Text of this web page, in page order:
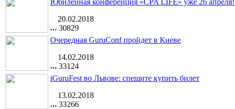
Юбилейная конференция «CPA LIFE» уже 26 апреля!
20.02.2018
30829
Очередная GuruConf пройдет в Киеве
14.02.2018
33124
iGuruFest во Львове: спешите купить билет
13.02.2018
33266